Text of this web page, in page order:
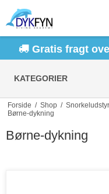
Gratis fragt
KATEGORIER
Forside / Shop / Snorkeludstyr
Børne-dykning
Børne-dykning